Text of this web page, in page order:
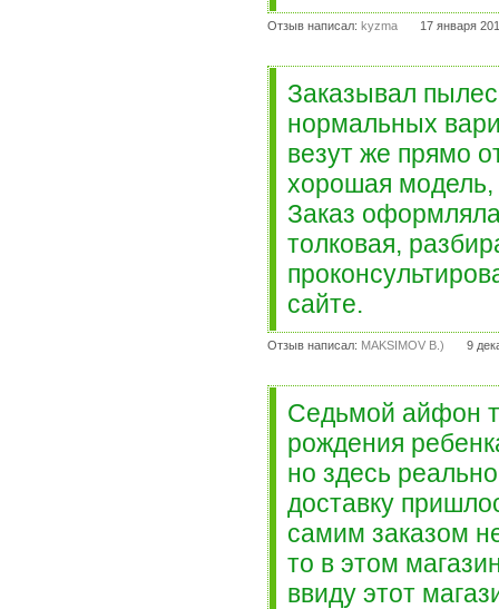
Отзыв написал: kyzma 17 января
Заказывал
нормальных
везут же прямо
хорошая
Заказ
толковая,
сайте.
Отзыв написал: MAKSIMOV B.) 9
Седьмой айфон
рождения
но здесь
доставку
самим заказом
то в этом
ввиду этот